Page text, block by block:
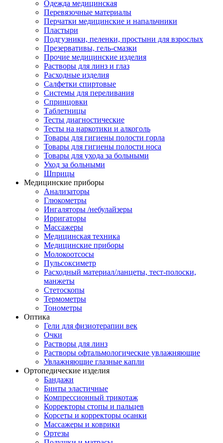
Одежда медицинская
Перевязочные материалы
Перчатки медицинские и напальчники
Пластыри
Подгузники, пеленки, простыни для взрослых
Презервативы, гель-смазки
Прочие медицинские изделия
Растворы для линз и глаз
Расходные изделия
Салфетки спиртовые
Системы для переливания
Спринцовки
Таблетницы
Тесты диагностические
Тесты на наркотики и алкоголь
Товары для гигиены полости горла
Товары для гигиены полости носа
Товары для ухода за больными
Уход за больными
Шприцы
Медицинские приборы
Анализаторы
Глюкометры
Ингаляторы /небулайзеры
Ирригаторы
Массажеры
Медицинская техника
Медицинские приборы
Молокоотсосы
Пульсоксиметр
Расходный материал/ланцеты, тест-полоски,
манжеты
Стетоскопы
Термометры
Тонометры
Оптика
Гели для физиотерапии век
Очки
Растворы для линз
Растворы офтальмологические увлажняющие
Увлажняющие глазные капли
Ортопедические изделия
Бандажи
Бинты эластичные
Компрессионный трикотаж
Корректоры стопы и пальцев
Корсеты и корректоры осанки
Массажеры и коврики
Ортезы